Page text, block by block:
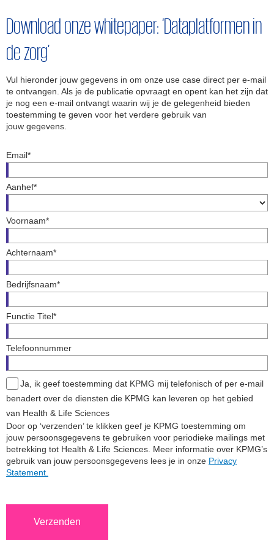
Download onze whitepaper: ‘Dataplatformen in
de zorg’
Vul hieronder jouw gegevens in om onze use case direct per e-mail
te ontvangen. Als je de publicatie opvraagt en opent kan het zijn dat
je nog een e-mail ontvangt waarin wij je de gelegenheid bieden
toestemming te geven voor het verdere gebruik van
jouw gegevens.
Email*
Aanhef*
Voornaam*
Achternaam*
Bedrijfsnaam*
Functie Titel*
Telefoonnummer
Ja, ik geef toestemming dat KPMG mij telefonisch of per e-mail
benadert over de diensten die KPMG kan leveren op het gebied
van Health & Life Sciences
Door op ‘verzenden’ te klikken geef je KPMG toestemming om
jouw persoonsgegevens te gebruiken voor periodieke mailings met
betrekking tot Health & Life Sciences. Meer informatie over KPMG’s
gebruik van jouw persoonsgegevens lees je in onze Privacy
Statement.